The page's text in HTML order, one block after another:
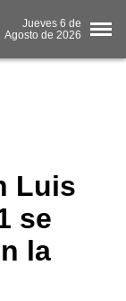
Jueves 6 de
Agosto de 2026
Luis
se
la